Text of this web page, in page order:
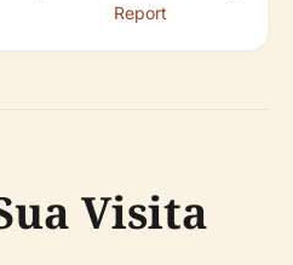
Report
Visita